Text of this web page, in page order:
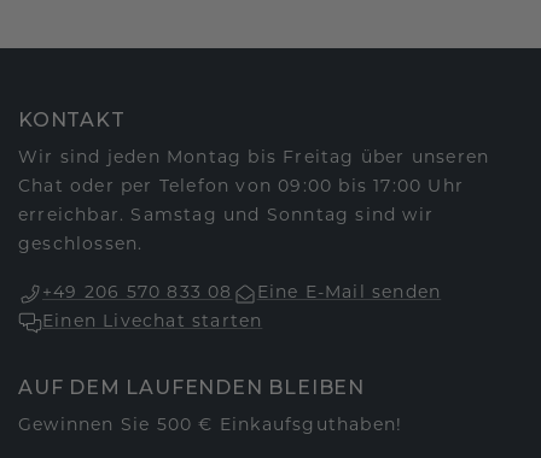
KONTAKT
Wir sind jeden Montag bis Freitag über unseren
Chat oder per Telefon von 09:00 bis 17:00 Uhr
erreichbar. Samstag und Sonntag sind wir
geschlossen.
+49 206 570 833 08
Eine E-Mail senden
Einen Livechat starten
AUF DEM LAUFENDEN BLEIBEN
Gewinnen Sie 500 € Einkaufsguthaben!